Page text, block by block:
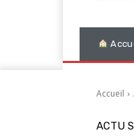
Accueil
ACTU